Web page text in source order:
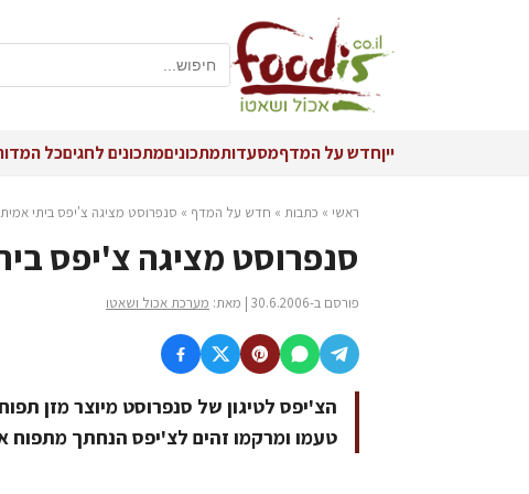
ייןחדש על המדףמסעדותמתכוניםמתכונים לחגיםכל
ראשי » כתבות » חדש על המדף » סנפרוסט מציגה צ'יפס ביתי
סנפרוסט מציגה צ'יפס
פורסם ב-30.6.2006 | מאת: מערכת אכול ושאטו
הצ'יפס לטיגון של סנפרוסט מיוצר מזן
טעמו ומרקמו זהים לצ'יפס הנחתך מתפוח